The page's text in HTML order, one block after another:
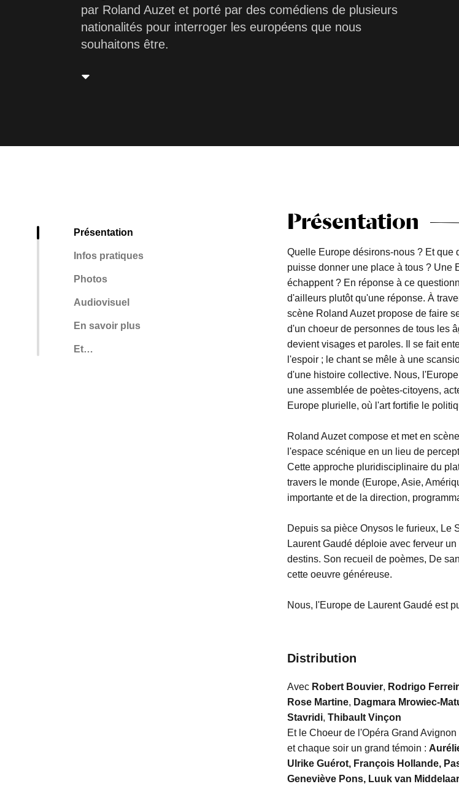
par Roland Auzet et porté par des comédiens de plusieurs
nationalités pour interroger les européens que nous
souhaitons être.
Présentation
Infos pratiques
Photos
Audiovisuel
En savoir plus
Et…
Présentation
Quelle Europe désirons-nous ? Et que
puisse donner une place à tous ? Une
échappent ? En réponse à ce
d'ailleurs plutôt qu'une réponse. À
scène Roland Auzet propose de faire
d'un choeur de personnes de tous les
devient visages et paroles. Il se fait
l'espoir ; le chant se mêle à une
d'une histoire collective. Nous,
une assemblée de poètes-citoyens,
Europe plurielle, où l'art fortifie le
Roland Auzet compose et met en
l'espace scénique en un lieu de
Cette approche pluridisciplinaire du
travers le monde (Europe, Asie,
importante et de la direction,
Depuis sa pièce Onysos le furieux, Le
Laurent Gaudé déploie avec ferveur
destins. Son recueil de poèmes, De
cette oeuvre généreuse.
Nous, l'Europe de Laurent Gaudé est
Distribution
Avec Robert Bouvier, Rodrigo
Rose Martine, Dagmara Mrowiec-
Stavridi, Thibault Vinçon
Et le Choeur de l'Opéra Grand
et chaque soir un grand témoin :
Ulrike Guérot, François Hollande,
Geneviève Pons, Luuk van Middelaar